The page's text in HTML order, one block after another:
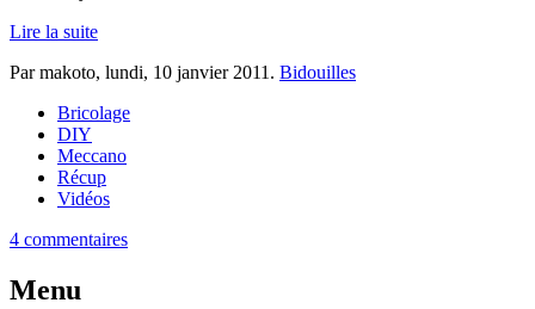
Lire la suite
Par makoto, lundi, 10 janvier 2011 . Bidouilles
Bricolage
DIY
Meccano
Récup
Vidéos
4 commentaires
Menu